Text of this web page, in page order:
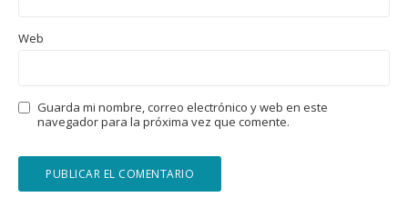
Web
Guarda mi nombre, correo electrónico y web en este
navegador para la próxima vez que comente.